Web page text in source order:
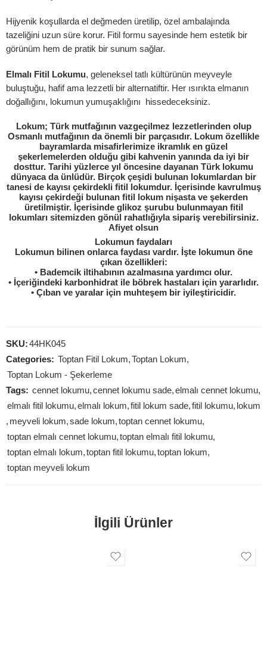
Hijyenik koşullarda el değmeden üretilip, özel ambalajında
tazeliğini uzun süre korur. Fitil formu sayesinde hem estetik bir
görünüm hem de pratik bir sunum sağlar.
Elmalı Fitil Lokumu, geleneksel tatlı kültürünün meyveyle
buluştuğu, hafif ama lezzetli bir alternatiftir. Her ısırıkta elmanın
doğallığını, lokumun yumuşaklığını hissedeceksiniz.
Lokum; Türk mutfağının vazgeçilmez lezzetlerinden olup
Osmanlı mutfağının da önemli bir parçasıdır. Lokum özellikle
bayramlarda misafirlerimize ikramlık en güzel
şekerlemelerden olduğu gibi kahvenin yanında da iyi bir
dosttur. Tarihi yüzlerce yıl öncesine dayanan Türk lokumu
dünyaca da ünlüdür. Birçok çeşidi bulunan lokumlardan bir
tanesi de kayısı çekirdekli fitil lokumdur. İçerisinde kavrulmuş
kayısı çekirdeği bulunan fitil lokum nişasta ve şekerden
üretilmiştir. İçerisinde glikoz şurubu bulunmayan fitil
lokumları sitemizden gönül rahatlığıyla sipariş verebilirsiniz.
Afiyet olsun
Lokumun faydaları
Lokumun bilinen onlarca faydası vardır. İşte lokumun öne
çıkan özellikleri:
• Bademcik iltihabının azalmasına yardımcı olur.
• İçeriğindeki karbonhidrat ile böbrek hastaları için yararlıdır.
• Çıban ve yaralar için muhteşem bir iyileştiricidir.
SKU:44HK045
Categories: Toptan Fitil Lokum,Toptan Lokum,
Toptan Lokum - Şekerleme
Tags: cennet lokumu,cennet lokumu sade,elmalı cennet lokumu,
elmalı fitil lokumu,elmalı lokum,fitil lokum sade,fitil lokumu, lokum
, meyveli lokum,sade lokum,toptan cennet lokumu,
toptan elmalı cennet lokumu,toptan elmalı fitil lokumu,
toptan elmalı lokum,toptan fitil lokumu,toptan lokum,
toptan meyveli lokum
İlgili Ürünler